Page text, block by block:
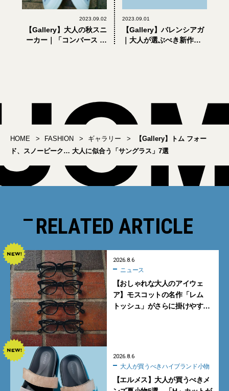
2023.09.02
【Gallery】大人の秋スニ
ーカー｜「コンバース ス
2023.09.01
【Gallery】バレンシアガ
｜大人が選ぶべき新作小
HOME FASHION ギャラリー
【Gallery】トム フォー
ド、スノーピーク… 大人に似合う「サングラス」7選
RELATED ARTICLE
2026.8.6
ニュース
【おしゃれな大人のアイウェ
ア】モスコットの名作「レム
トッシュ」がさらに掛けやす
2026.8.6
大人が買うべきハイブランド小物
【エルメス】大人が買うべきメ